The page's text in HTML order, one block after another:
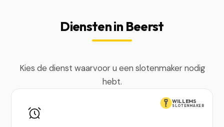
Diensten in Beerst
Kies de dienst waarvoor u een slotenmaker nodig
hebt.
WILLEMS
SLOTENMAKER